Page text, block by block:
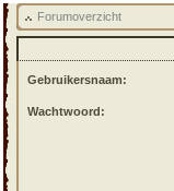
Forumoverzicht
Gebruikersnaam:
Wachtwoord: